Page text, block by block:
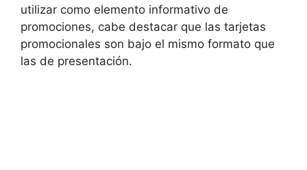
utilizar como elemento informativo de
promociones, cabe destacar que las tarjetas
promocionales son bajo el mismo formato que
las de presentación.